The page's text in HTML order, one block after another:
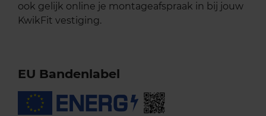
ook gelijk online je montageafspraak in bij jouw
KwikFit vestiging.
EU Bandenlabel